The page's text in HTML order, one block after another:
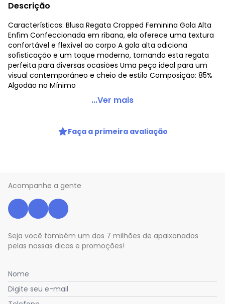
Descrição
Características: Blusa Regata Cropped Feminina Gola Alta
Enfim Confeccionada em ribana, ela oferece uma textura
confortável e flexível ao corpo A gola alta adiciona
sofisticação e um toque moderno, tornando esta regata
perfeita para diversas ocasiões Uma peça ideal para um
visual contemporâneo e cheio de estilo Composição: 85%
Algodão no Mínimo
Enfim - Blusa Feminina Cropped Enfim 1000125323
Colecao : ENFIM BÁSICO
...Ver mais
Faça a primeira avaliação
Acompanhe a gente
Seja você também um dos 7 milhões de apaixonados
pelas nossas dicas e promoções!
Nome
Digite seu e-mail